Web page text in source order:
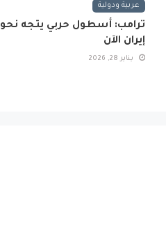
عربية ودولية
ترامب: أسطول حربي يتجه نحو
إيران الآن
يناير 28, 2026